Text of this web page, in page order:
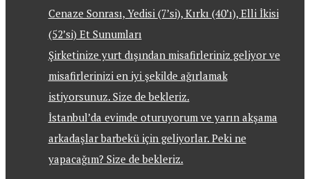
Cenaze Sonrası, Yedisi (7’si), Kırkı (40’ı), Elli İkisi
(52’si) Et Sunumları
Şirketinize yurt dışından misafirleriniz geliyor ve
misafirlerinizi en iyi şekilde ağırlamak
istiyorsunuz. Size de bekleriz.
İstanbul’da evimde oturuyorum ve yarın akşama
arkadaşlar barbekü için geliyorlar. Peki ne
yapacağım? Size de bekleriz.